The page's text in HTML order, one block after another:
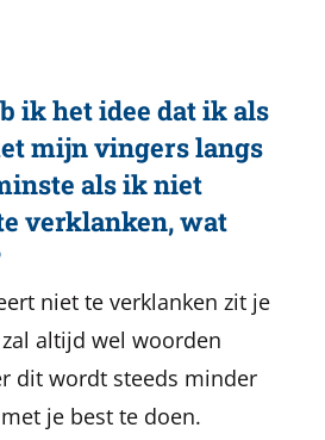
ik het idee dat ik als
mijn vingers langs
als ik niet
verklanken, wat
niet te verklanken zit je
altijd wel woorden
dit wordt steeds minder
je best te doen.